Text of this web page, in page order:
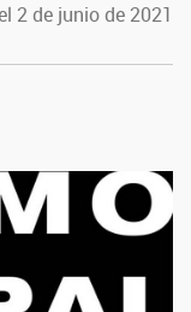
2 de junio de 2021